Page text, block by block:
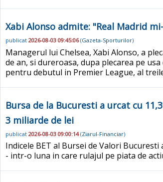
Xabi Alonso admite: "Real Madrid
publicat 2026-08-03 09:45:06(Gazeta-Sporturilor)
Managerul lui Chelsea, Xabi Alonso, a
de an, si dureroasa, dupa plecarea pe
pentru debutul in Premier League, al
Bursa de la Bucuresti a urcat cu
3 miliarde de lei
publicat 2026-08-03 09:00:14(Ziarul-Financiar)
Indicele BET al Bursei de Valori
- intr-o luna in care rulajul pe piata de